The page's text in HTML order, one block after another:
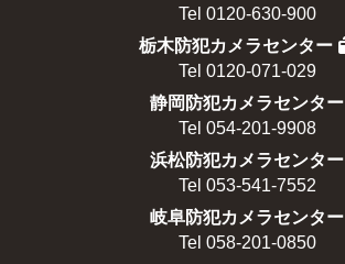
Tel 0120-630-900
栃木防犯カメラセンター
Tel 0120-071-029
静岡防犯カメラセンター
Tel 054-201-9908
浜松防犯カメラセンター
Tel 053-541-7552
岐阜防犯カメラセンター
Tel 058-201-0850